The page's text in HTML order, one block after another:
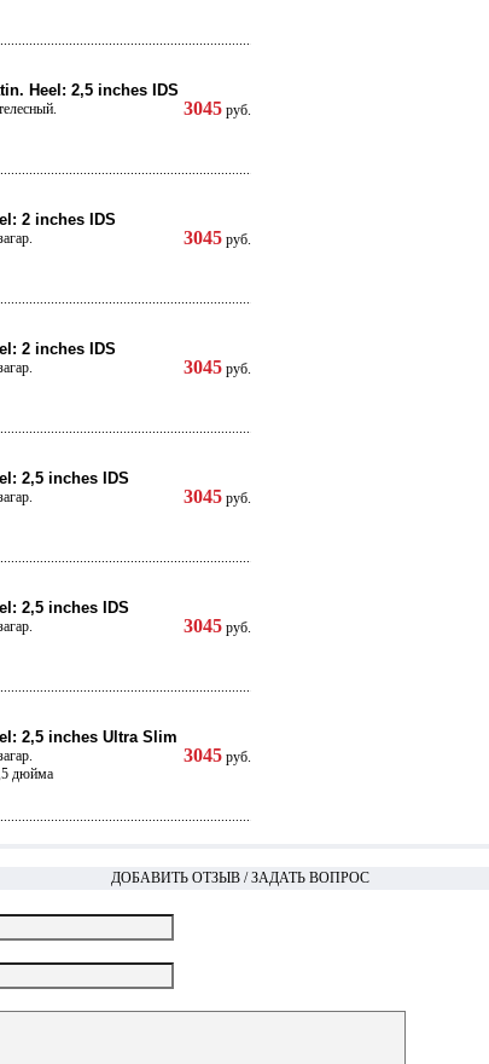
Heel: 2,5 inches IDS
3045 руб.
2 inches IDS
3045 руб.
2 inches IDS
3045 руб.
2,5 inches IDS
3045 руб.
2,5 inches IDS
3045 руб.
2,5 inches Ultra Slim
дюйма
3045 руб.
ДОБАВИТЬ ОТЗЫВ / ЗАДАТЬ ВОПРОС